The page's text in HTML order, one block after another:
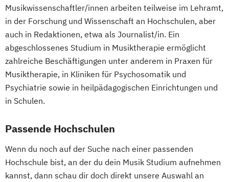
Musikwissenschaftler/innen arbeiten teilweise im Lehramt,
in der Forschung und Wissenschaft an Hochschulen, aber
auch in Redaktionen, etwa als Journalist/in. Ein
abgeschlossenes Studium in Musiktherapie ermöglicht
zahlreiche Beschäftigungen unter anderem in Praxen für
Musiktherapie, in Kliniken für Psychosomatik und
Psychiatrie sowie in heilpädagogischen Einrichtungen und
in Schulen.
Passende Hochschulen
Wenn du noch auf der Suche nach einer passenden
Hochschule bist, an der du dein Musik Studium aufnehmen
kannst, dann schau dir doch direkt unsere Auswahl an